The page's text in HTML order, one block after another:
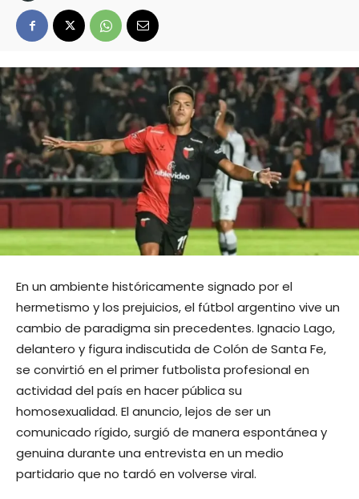
En un ambiente históricamente signado por el
hermetismo y los prejuicios, el fútbol argentino vive un
cambio de paradigma sin precedentes. Ignacio Lago,
delantero y figura indiscutida de Colón de Santa Fe,
se convirtió en el primer futbolista profesional en
actividad del país en hacer pública su
homosexualidad. El anuncio, lejos de ser un
comunicado rígido, surgió de manera espontánea y
genuina durante una entrevista en un medio
partidario que no tardó en volverse viral.